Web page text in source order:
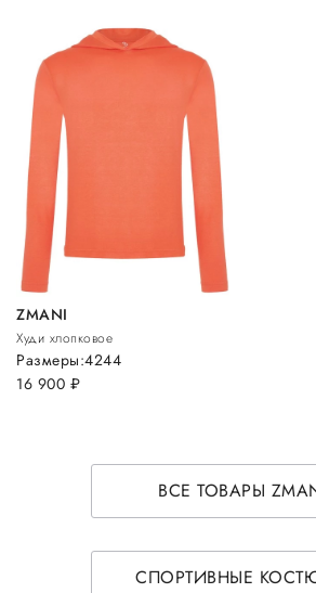
ZMANI
Худи хлопковое
16 900 руб.
Размеры:4244
ВСЕ ТОВАРЫ
СПОРТИВНЫЕ